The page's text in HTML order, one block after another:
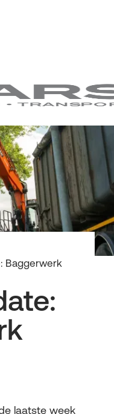
Baggerwerk
laatste week